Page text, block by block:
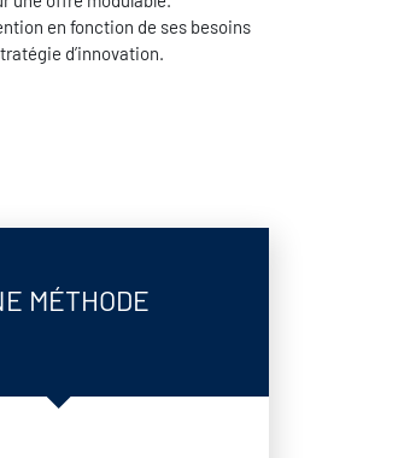
en fonction de ses besoins
d’innovation.
MÉTHODE